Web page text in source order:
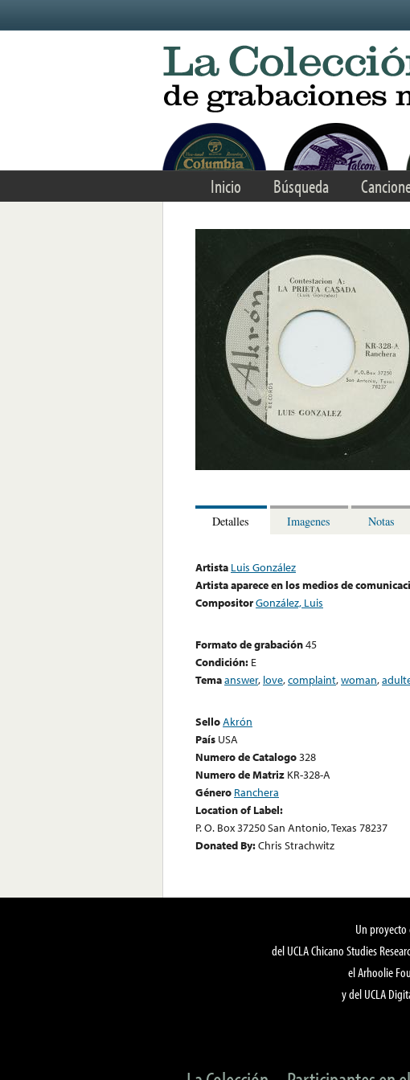
Inicio Búsqueda
Detalles Imagenes Notas
Artista Luis González
Artista aparece en los medios de
CompositorGonzález, Luis
Formato de grabación45
Condición: E
Temaanswer, love,complaint,woman,
SelloAkrón
País USA
Numero de Catalogo328
Numero de Matriz KR-328-A
Género Ranchera
Location of Label:
P. O. Box 37250 San Antonio, Texas 78237
Donated By:Chris Strachwitz
Un
del UCLA Chicano Studies
el Arhoolie
y del UCLA